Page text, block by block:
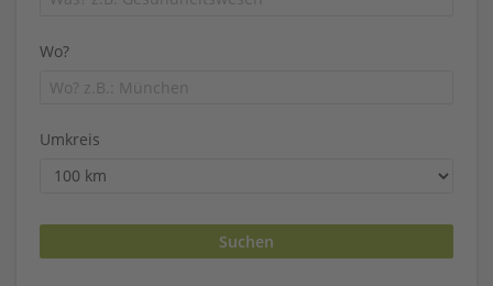
Wo?
Umkreis